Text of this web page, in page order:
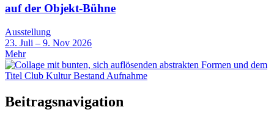
auf der Objekt-Bühne
Ausstellung
23. Juli – 9. Nov 2026
Mehr
Beitragsnavigation